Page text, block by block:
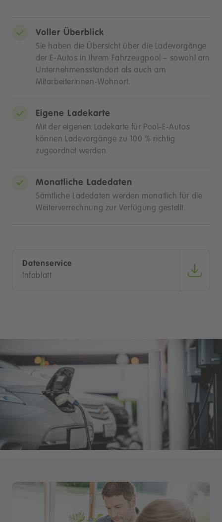
Voller Überblick
Sie haben die Übersicht über die Ladevorgänge
der E-Autos in Ihrem Fahrzeugpool – sowohl am
Unternehmensstandort als auch am
MitarbeiterInnen-Wohnort.
Eigene Ladekarte
Mit der eigenen Ladekarte für Pool-E-Autos
können Ladevorgänge zu 100 % richtig
zugeordnet werden.
Monatliche Ladedaten
Sämtliche Ladedaten werden monatlich für die
Weiterverrechnung zur Verfügung gestellt.
Datenservice
Infoblatt